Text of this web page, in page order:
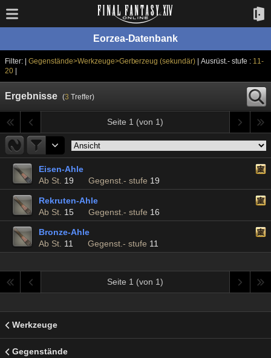
Eorzea-Datenbank
Filter: | Gegenstände>Werkzeuge>Gerberzeug (sekundär) | Ausrüst.- stufe : 11-
20|
Ergebnisse (3 Treffer)
Seite 1 (von 1)
Eisen-Ahle
Ab St. 19 Gegenst.- stufe 19
Rekruten-Ahle
Ab St. 15 Gegenst.- stufe 16
Bronze-Ahle
Ab St. 11 Gegenst.- stufe 11
Seite 1 (von 1)
Werkzeuge
Gegenstände